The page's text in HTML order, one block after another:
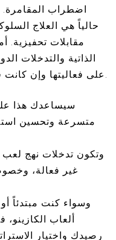
اضطراب المقامرة.
حالياً هي العلاج
مقابلات تحفيزية.
الذاتية والتدخلات
على فعاليتها وإن كانت في عداد التدخلات الأكثر استخداماً.
سيساعدك هذا
متسرعة وتحسين
وتكون تدخلات نهج لعب
غير فعالة،
وسواء كنت مبتدئاً
ألعاب
رصيدك واختيار